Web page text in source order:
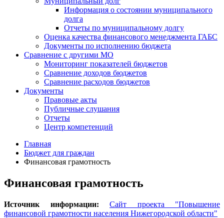
Информация о состоянии муниципального
долга
Отчеты по муниципальному долгу
Оценка качества финансового менеджмента ГАБС
Документы по исполнению бюджета
Сравнение с другими МО
Мониторинг показателей бюджетов
Сравнение доходов бюджетов
Сравнение расходов бюджетов
Документы
Правовые акты
Публичные слушания
Отчеты
Центр компетенций
Главная
Бюджет для граждан
Финансовая грамотность
Финансовая грамотность
Источник информации:
Сайт проекта "Повышение
финансовой грамотности населения Нижегородской области"